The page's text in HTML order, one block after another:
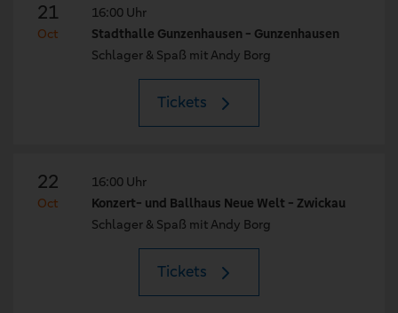
21
Oct
16:00 Uhr
Stadthalle Gunzenhausen - Gunzenhausen
Schlager & Spaß mit Andy Borg
Tickets
22
Oct
16:00 Uhr
Konzert- und Ballhaus Neue Welt - Zwickau
Schlager & Spaß mit Andy Borg
Tickets